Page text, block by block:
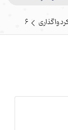
واگذاری 6